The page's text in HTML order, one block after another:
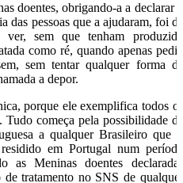
doentes, obrigando-a a declarar o
das pessoas que a ajudaram, foi de
ver, sem que tenham produzido
como ré, quando apenas pediu
sem tentar qualquer forma de
a depor.
porque ele exemplifica todos os
Tudo começa pela possibilidade de
a qualquer Brasileiro que o
em Portugal num período
as Meninas doentes declaradas
tratamento no SNS de qualquer